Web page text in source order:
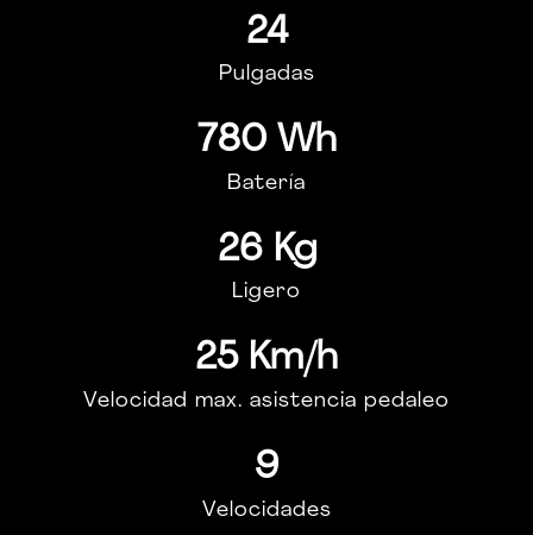
24
Pulgadas
780 Wh
Batería
26 Kg
Ligero
25 Km/h
Velocidad max. asistencia pedaleo
9
Velocidades